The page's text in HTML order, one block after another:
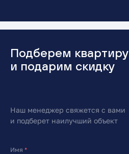
Подберем квартиру
и подарим скидку
Наш менеджер свяжется с вами
и подберет наилучший объект
Имя *